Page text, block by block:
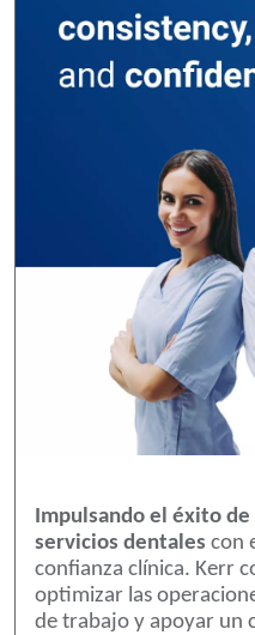
Impulsando el éxito
servicios dentales con
confianza clínica. Kerr
optimizar las
de trabajo y apoyar un